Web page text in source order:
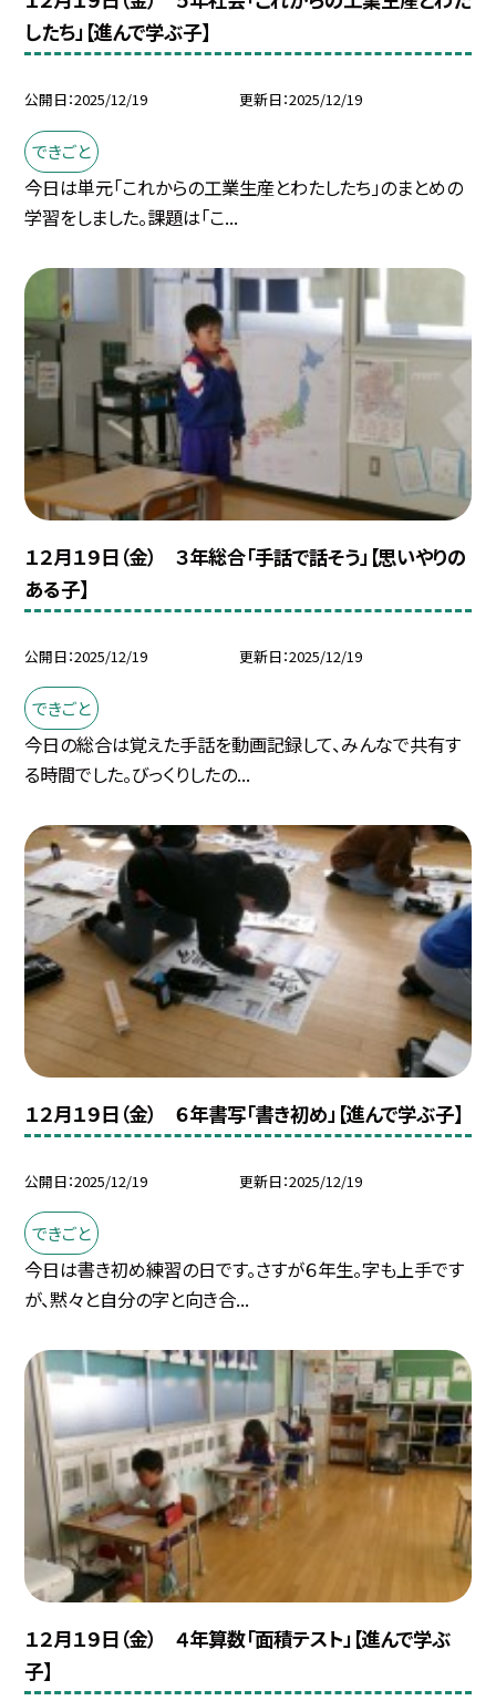
したち」【進んで学ぶ子】
公開日 2025/12/19 更新日 2025/12/19
できごと
今日は単元「これからの工業生産とわたしたち」のまとめの
学習をしました。課題は「こ...
１２月１９日（金） ３年総合「手話で話そう」【思いやりの
ある子】
公開日 2025/12/19 更新日 2025/12/19
できごと
今日の総合は覚えた手話を動画記録して、みんなで共有す
る時間でした。びっくりしたの...
１２月１９日（金） ６年書写「書き初め」【進んで学ぶ子】
公開日 2025/12/19 更新日 2025/12/19
できごと
今日は書き初め練習の日です。さすが６年生。字も上手です
が、黙々と自分の字と向き合...
１２月１９日（金） ４年算数「面積テスト」【進んで学ぶ
子】